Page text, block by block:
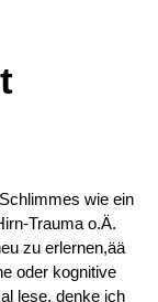
wie ein
Trauma o.Ä.
zu erlernen,ää
oder kognitive
lese, denke ich